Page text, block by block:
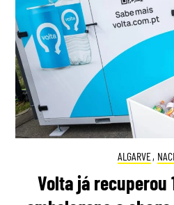
ALGARVE,
Volta já recuperou